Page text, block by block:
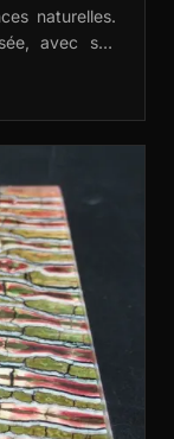
naturelles.
avec ses
les manches